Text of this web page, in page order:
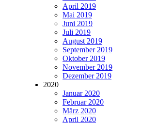
April 2019
Mai 2019
Juni 2019
Juli 2019
August 2019
September 2019
Oktober 2019
November 2019
Dezember 2019
2020
Januar 2020
Februar 2020
März 2020
April 2020